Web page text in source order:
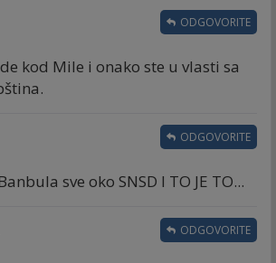
kod Mile i onako ste u vlasti sa
ODGOVORITE
sve oko SNSD I TO JE TO...
ODGOVORITE
ODGOVORITE